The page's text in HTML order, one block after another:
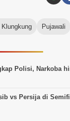
Klungkung Pujawali
Polisi, Narkoba
vs Persija di